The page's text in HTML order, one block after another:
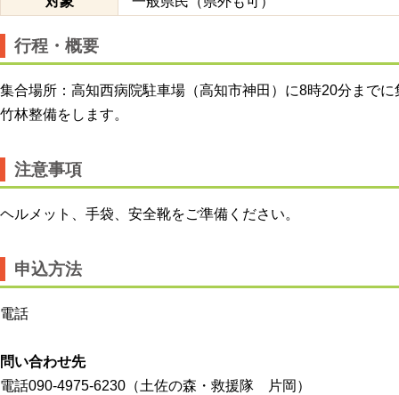
行程・概要
集合場所：高知西病院駐車場（高知市神田）に8時20分まで
竹林整備をします。
注意事項
ヘルメット、手袋、安全靴をご準備ください。
申込方法
電話
問い合わせ先
電話090-4975-6230（土佐の森・救援隊 片岡）